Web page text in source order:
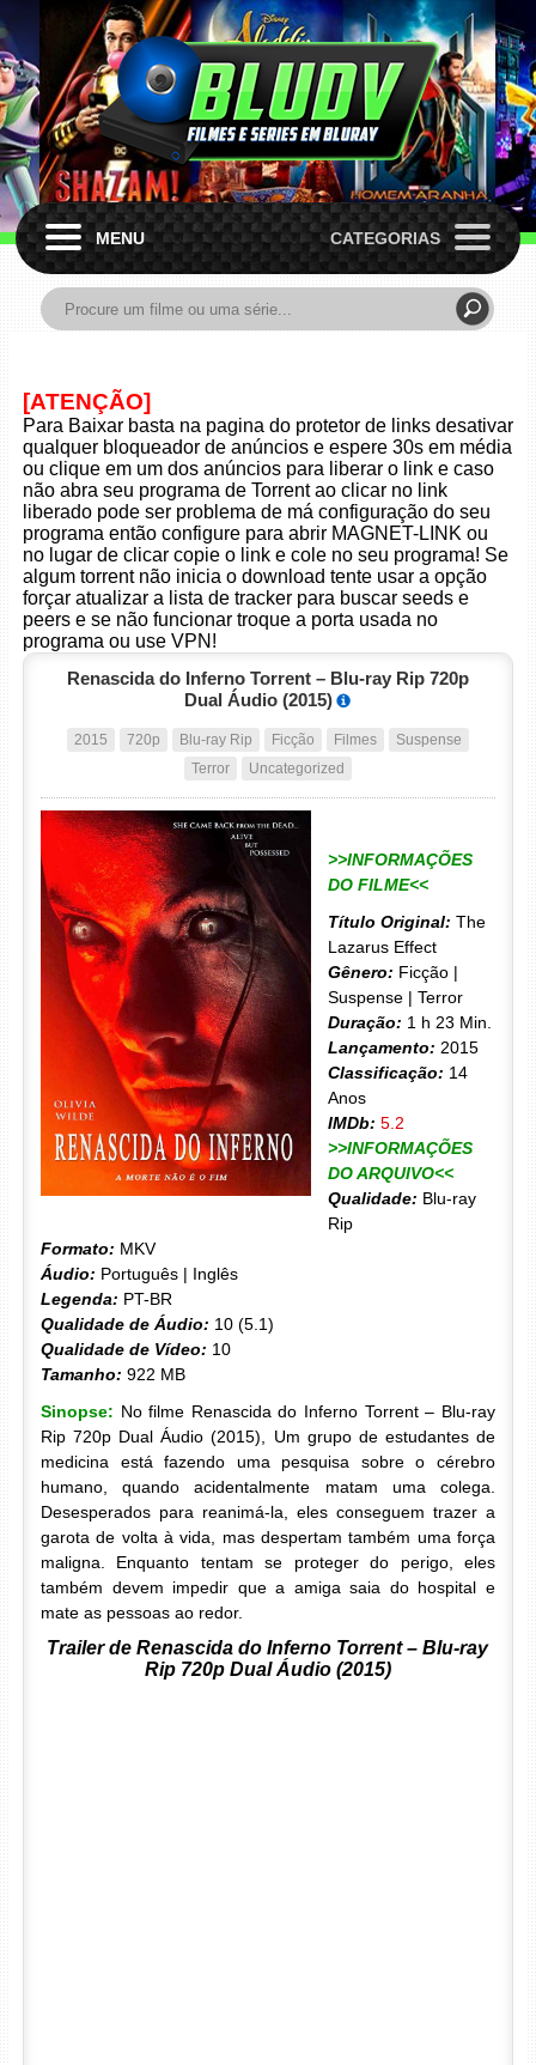
MENU CATEGORIAS
[ATENÇÃO]
Para Baixar basta na pagina do protetor de links desativar
qualquer bloqueador de anúncios e espere 30s em média
ou clique em um dos anúncios para liberar o link e caso
não abra seu programa de Torrent ao clicar no link
liberado pode ser problema de má configuração do seu
programa então configure para abrir MAGNET-LINK ou
no lugar de clicar copie o link e cole no seu programa! Se
algum torrent não inicia o download tente usar a opção
forçar atualizar a lista de tracker para buscar seeds e
peers e se não funcionar troque a porta usada no
programa ou use VPN!
Renascida do Inferno Torrent – Blu-ray Rip 720p
Dual Áudio (2015)
2015 720p Blu-ray Rip Ficção Filmes
Suspense
Terror
Uncategorized
>>INFORMAÇÕES
DO FILME<<
Título Original: The
Lazarus Effect
Gênero: Ficção |
Suspense | Terror
Duração: 1 h 23 Min.
Lançamento: 2015
Classificação: 14
Anos
IMDb: 5.2
>>INFORMAÇÕES
DO ARQUIVO<<
Qualidade: Blu-ray
Rip
Formato: MKV
Áudio: Português | Inglês
Legenda: PT-BR
Qualidade de Áudio: 10 (5.1)
Qualidade de Vídeo: 10
Tamanho: 922 MB
Sinopse: No filme Renascida do Inferno Torrent – Blu-ray
Rip 720p Dual Áudio (2015), Um grupo de estudantes de
medicina está fazendo uma pesquisa sobre o cérebro
humano, quando acidentalmente matam uma colega.
Desesperados para reanimá-la, eles conseguem trazer a
garota de volta à vida, mas despertam também uma força
maligna. Enquanto tentam se proteger do perigo, eles
também devem impedir que a amiga saia do hospital e
mate as pessoas ao redor.
Trailer de Renascida do Inferno Torrent – Blu-ray
Rip 720p Dual Áudio (2015)